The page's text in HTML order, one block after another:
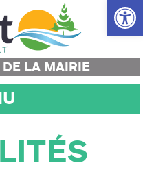
Ouvrir
DE LA MAIRIE